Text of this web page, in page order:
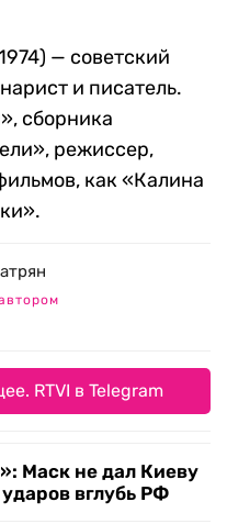
— советский
и писатель.
сборника
режиссер,
как «Калина
RTVI в Telegram
Маск не дал Киеву
вглубь РФ